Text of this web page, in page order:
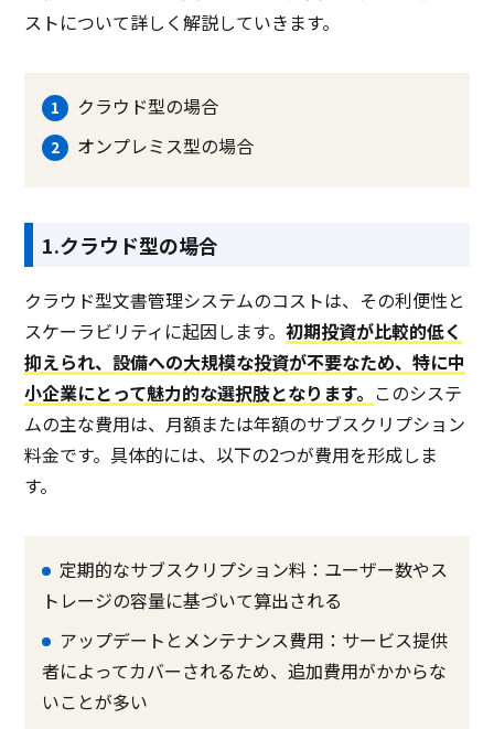
ストについて詳しく解説していきます。
クラウド型の場合
オンプレミス型の場合
1.クラウド型の場合
クラウド型文書管理システムのコストは、その利便性と
スケーラビリティに起因します。初期投資が比較的低く
抑えられ、設備への大規模な投資が不要なため、特に中
小企業にとって魅力的な選択肢となります。 このシステ
ムの主な費用は、月額または年額のサブスクリプション
料金です。具体的には、以下の2つが費用を形成しま
す。
定期的なサブスクリプション料：ユーザー数やス
トレージの容量に基づいて算出される
アップデートとメンテナンス費用：サービス提供
者によってカバーされるため、追加費用がかからな
いことが多い